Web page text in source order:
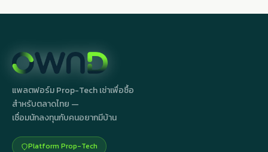
แพลตฟอร์ม Prop-Tech เช่าเพื่อซื้อ
สำหรับตลาดไทย —
เชื่อมนักลงทุนกับคนอยากมีบ้าน
Platform Prop-Tech